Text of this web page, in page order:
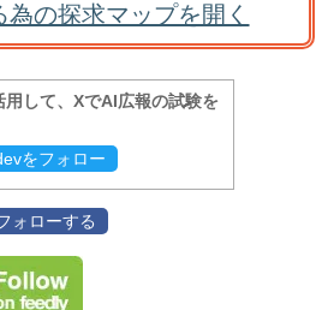
為の探求マップを開く
用して、XでAI広報の試験を
をフォロー
ォローする